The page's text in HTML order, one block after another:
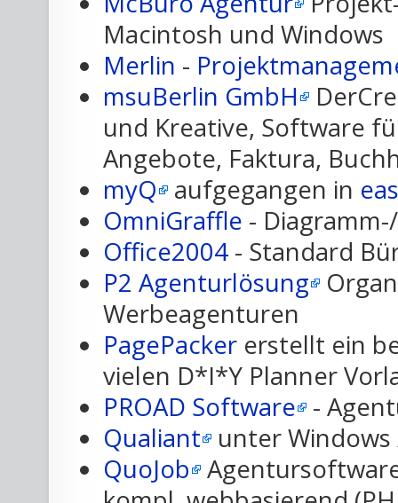
Macintosh und Windows
Merlin -
msuBerlin GmbH
und Kreative, Software
Angebote, Faktura,
myQ aufgegangen in
OmniGraffle -
Office2004 - Standard
P2 Agenturlösung
Werbeagenturen
PagePacker erstellt ein
vielen D*I*Y Planner
PROAD Software -
Qualiant unter Windows
QuoJob